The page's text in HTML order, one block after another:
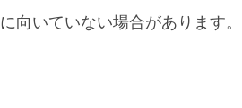
向いていない場合があります。